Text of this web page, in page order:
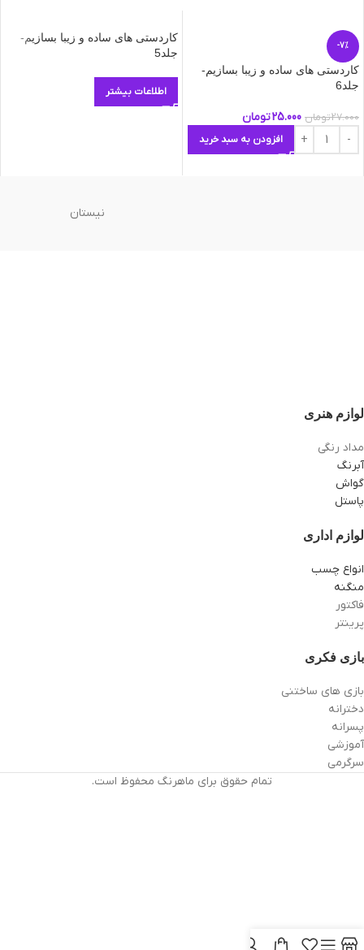
-7%
کاردستی های ساده و زیبا بسازیم-
جلد6
27.000تومان 25.000تومان
افزودن به سبد خرید
کاردستی های ساده و زیبا بسازیم-
جلد5
اطلاعات بیشتر
نیستان
لوازم هنری
مداد رنگی
آبرنگ
گواش
پاستل
لوازم اداری
انواع چسب
منگنه
فاکتور
پرینتر
بازی فکری
بازی های ساختنی
دخترانه
پسرانه
آموزشی
سرگرمی
تمام حقوق برای ماهرنگ محفوظ است.